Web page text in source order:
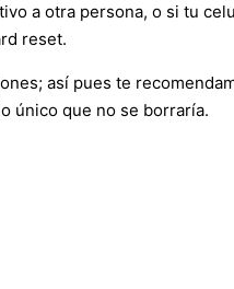
a otra persona, o si tu
reset.
así pues te
único que no se borraría.